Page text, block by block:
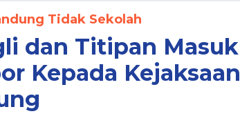
Tidak Sekolah
dan Titipan Masuk
Kepada Kejaksaan